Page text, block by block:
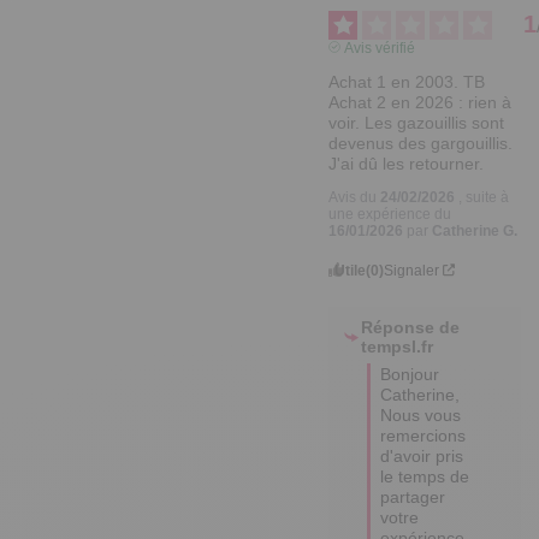
1
Avis vérifié
Achat 1 en 2003. TB
Achat 2 en 2026 : rien à
voir. Les gazouillis sont
devenus des gargouillis.
J'ai dû les retourner.
Utile(0)Signaler
Réponse de
tempsl.fr
Bonjour
Catherine,
Nous vous
remercions
d'avoir pris
le temps de
partager
votre